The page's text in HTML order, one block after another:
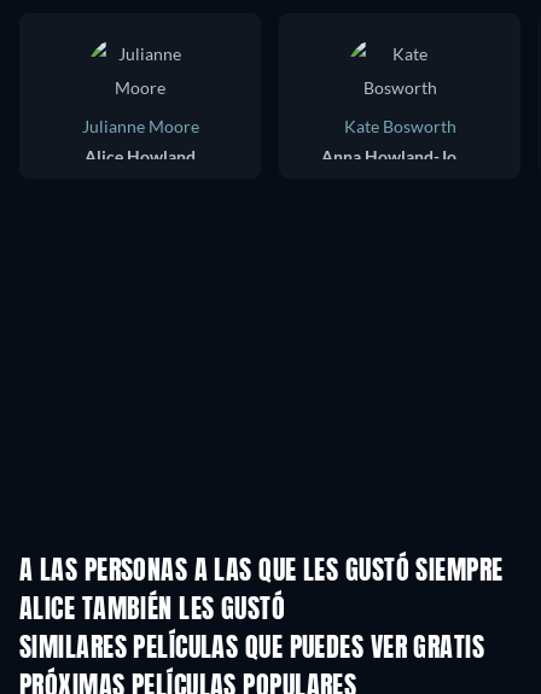
Julianne Moore
Alice Howland
Kate Bosworth
A LAS PERSONAS A LAS QUE LES GUSTÓ SIEMPRE
ALICE TAMBIÉN LES GUSTÓ
SIMILARES PELÍCULAS QUE PUEDES VER GRATIS
PRÓXIMAS PELÍCULAS POPULARES